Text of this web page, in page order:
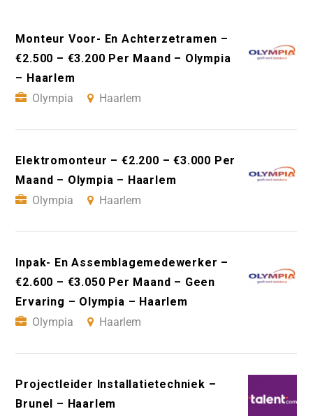
Monteur Voor- En Achterzetramen –
€2.500 – €3.200 Per Maand – Olympia
– Haarlem
Olympia
Haarlem
Elektromonteur – €2.200 – €3.000 Per
Maand – Olympia – Haarlem
Olympia
Haarlem
Inpak- En Assemblagemedewerker –
€2.600 – €3.050 Per Maand – Geen
Ervaring – Olympia – Haarlem
Olympia
Haarlem
Projectleider Installatietechniek –
Brunel – Haarlem